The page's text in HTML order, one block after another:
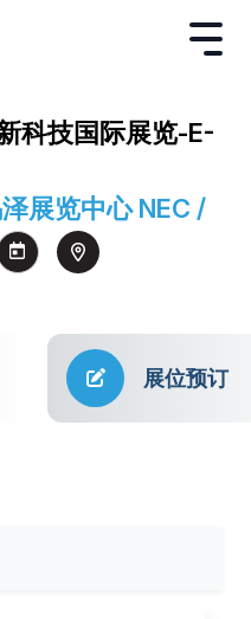
科技国际展览-E-
展览中心 NEC /
展位预订